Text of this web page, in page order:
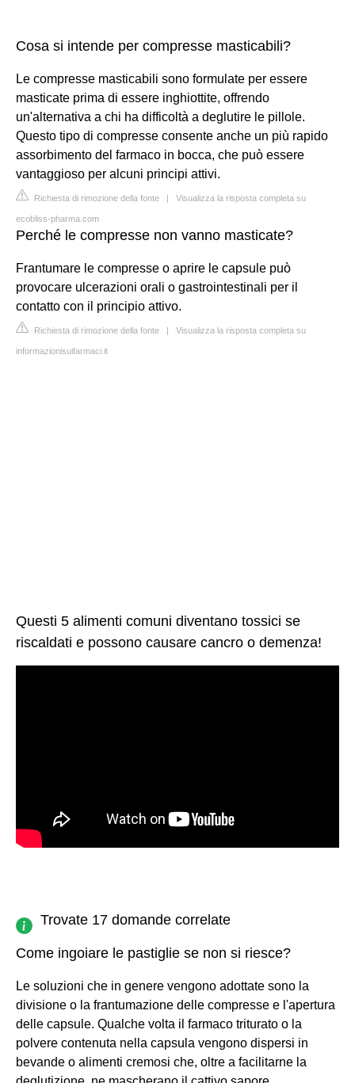
Cosa si intende per compresse masticabili?
Le compresse masticabili sono formulate per essere
masticate prima di essere inghiottite, offrendo
un'alternativa a chi ha difficoltà a deglutire le pillole.
Questo tipo di compresse consente anche un più rapido
assorbimento del farmaco in bocca, che può essere
vantaggioso per alcuni principi attivi.
Richiesta di rimozione della fonte | Visualizza la risposta completa su
ecobliss-pharma.com
Perché le compresse non vanno masticate?
Frantumare le compresse o aprire le capsule può
provocare ulcerazioni orali o gastrointestinali per il
contatto con il principio attivo.
Richiesta di rimozione della fonte | Visualizza la risposta completa su
informazionisuifarmaci.it
Questi 5 alimenti comuni diventano tossici se
riscaldati e possono causare cancro o demenza!
Trovate 17 domande correlate
Come ingoiare le pastiglie se non si riesce?
Le soluzioni che in genere vengono adottate sono la
divisione o la frantumazione delle compresse e l'apertura
delle capsule. Qualche volta il farmaco triturato o la
polvere contenuta nella capsula vengono dispersi in
bevande o alimenti cremosi che, oltre a facilitarne la